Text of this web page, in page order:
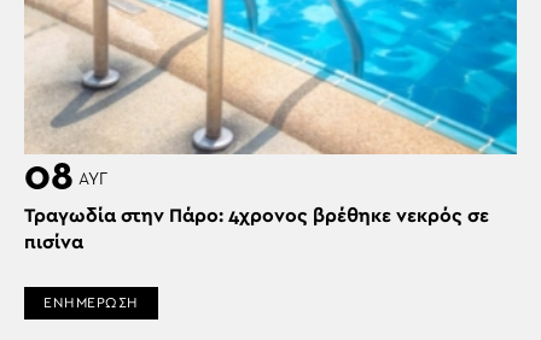
08 ΑΥΓ
Τραγωδία στην Πάρο: 4χρονος βρέθηκε νεκρός σε
πισίνα
ΕΝΗΜΕΡΩΣΗ